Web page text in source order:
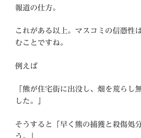
報道の仕方。
これがある以上。マスコミの信憑性
むことですね。
例えば
「熊が住宅街に出没し、畑を荒らし
した。」
そうすると「早く熊の捕獲と殺傷処
う。」